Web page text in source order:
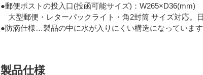
●郵便ポストの投入口(投函可能サイズ)：W265×D36(mm)
大型郵便・レターパックライト・角2封筒 サイズ対応。
●防滴仕様…製品の中に水が入りにくい構造になっています
製品仕様